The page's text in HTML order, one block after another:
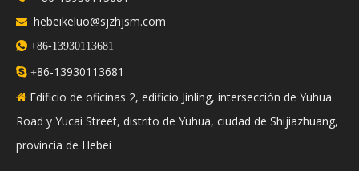
 hebeikeluo@sjzhjsm.com
 +86-13930113681
 +86-13930113681
 Edificio de oficinas 2, edificio Jinling, intersección de Yuhua
Road y Yucai Street, distrito de Yuhua, ciudad de Shijiazhuang,
provincia de Hebei